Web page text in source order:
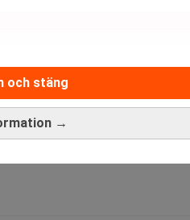
→
och stäng